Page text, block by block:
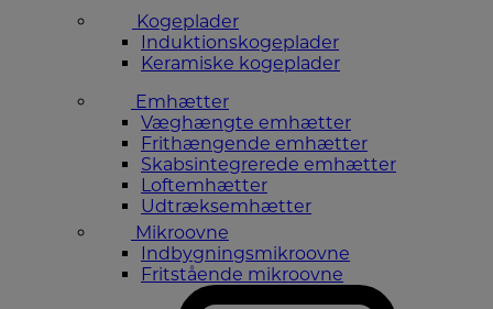
Kogeplader
Induktionskogeplader
Keramiske kogeplader
Emhætter
Væghængte emhætter
Frithængende emhætter
Skabsintegrerede emhætter
Loftemhætter
Udtræksemhætter
Mikroovne
Indbygningsmikroovne
Fritstående mikroovne